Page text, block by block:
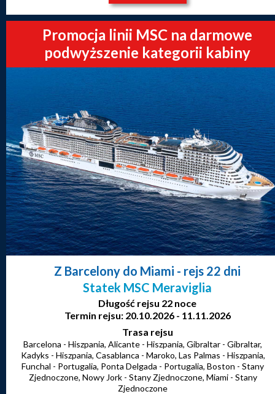
Promocja linii MSC na darmowe
podwyższenie kategorii kabiny
Z Barcelony do Miami - rejs 22 dni
Statek MSC Meraviglia
Długość rejsu 22 noce
Termin rejsu: 20.10.2026 - 11.11.2026
Trasa rejsu
Barcelona - Hiszpania, Alicante - Hiszpania, Gibraltar - Gibraltar,
Kadyks - Hiszpania, Casablanca - Maroko, Las Palmas - Hiszpania,
Funchal - Portugalia, Ponta Delgada - Portugalia, Boston - Stany
Zjednoczone, Nowy Jork - Stany Zjednoczone, Miami - Stany
Zjednoczone